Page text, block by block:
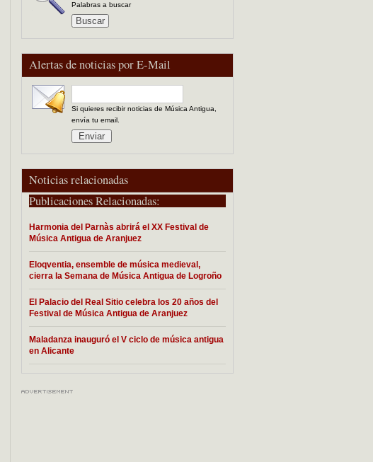
Palabras a buscar
Alertas de noticias por E-Mail
Si quieres recibir noticias de Música Antigua,
envía tu email.
Noticias relacionadas
Publicaciones Relacionadas:
Harmonia del Parnàs abrirá el XX Festival de
Música Antigua de Aranjuez
Eloqventia, ensemble de música medieval,
cierra la Semana de Música Antigua de Logroño
El Palacio del Real Sitio celebra los 20 años del
Festival de Música Antigua de Aranjuez
Maladanza inauguró el V ciclo de música antigua
en Alicante